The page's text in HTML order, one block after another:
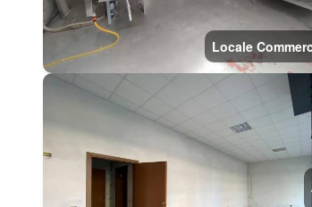
Locale